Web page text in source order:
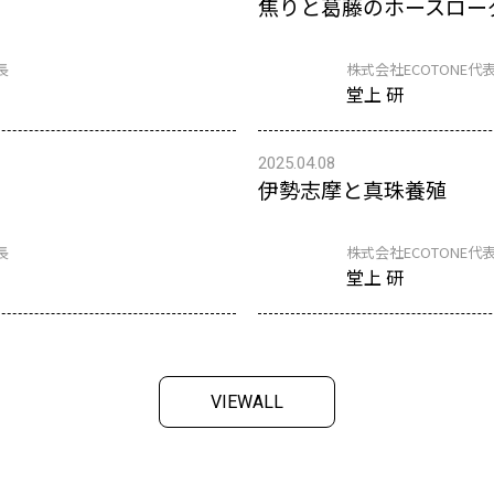
株式会社ECOTONE
堂上 研
2025.04.08
伊勢志摩と真珠養殖
株式会社ECOTONE
堂上 研
VIEWALL